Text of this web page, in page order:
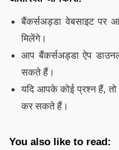
बैंकर्सअड्डा वेबसाइट पर
मिलेंगे।
आप बैंकर्सअड्डा ऐप
सकते हैं।
यदि आपके कोई प्रश्न हैं,
कर सकते हैं।
You also like to read: